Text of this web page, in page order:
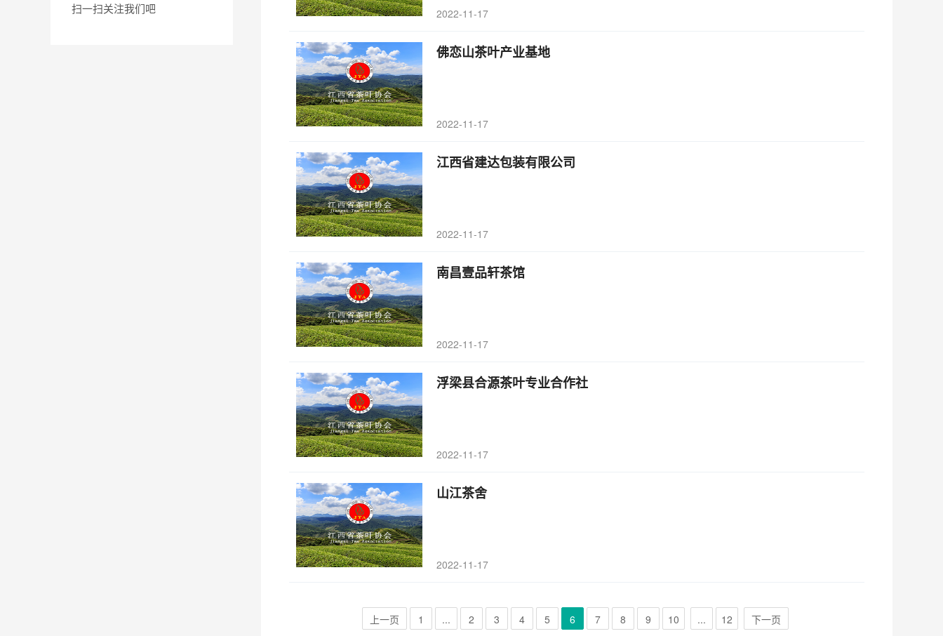
扫一扫关注我们吧 2022-11-17
佛恋山茶叶产业基地
2022-11-17
江西省建达包装有限公司
2022-11-17
南昌壹品轩茶馆
2022-11-17
浮梁县合源茶叶专业合作社
2022-11-17
山江茶舍
2022-11-17
上一页 1 ... 2 3 4 5 6 7 8 9 10 ... 12 下一页